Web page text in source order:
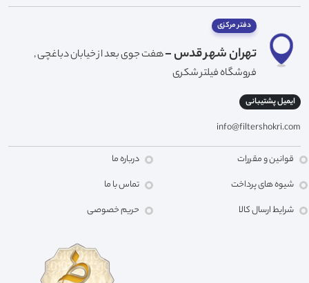
دفتر مرکزی
تهران شهر قدس -هفت جوی بعد از خیابان دباغچی ,
فروشگاه فیلتر شکری
ایمیل پشتیبانی
info@filtershokri.com
قوانین و مقررات
شیوه های پرداخت
شرایط ارسال کالا
درباره ما
تماس با ما
حریم خصوصی